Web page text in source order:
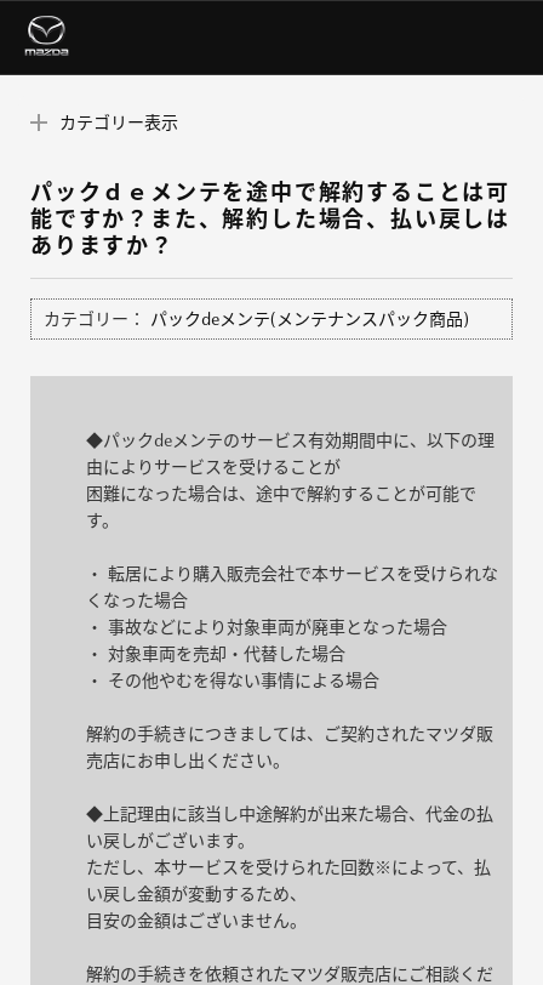
カテゴリー表示
パックｄｅメンテを途中で解約することは可
能ですか？また、解約した場合、払い戻しは
ありますか？
カテゴリー： パックdeメンテ(メンテナンスパック商品)
◆パックdeメンテのサービス有効期間中に、以下の理
由によりサービスを受けることが
困難になった場合は、途中で解約することが可能で
す。
・ 転居により購入販売会社で本サービスを受けられな
くなった場合
・ 事故などにより対象車両が廃車となった場合
・ 対象車両を売却・代替した場合
・ その他やむを得ない事情による場合
解約の手続きにつきましては、ご契約されたマツダ販
売店にお申し出ください。
◆上記理由に該当し中途解約が出来た場合、代金の払
い戻しがございます。
ただし、本サービスを受けられた回数※によって、払
い戻し金額が変動するため、
目安の金額はございません。
解約の手続きを依頼されたマツダ販売店にご相談くだ